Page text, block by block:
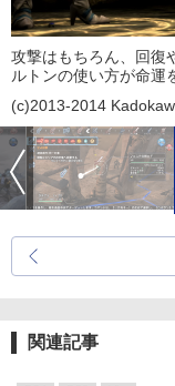
攻撃はもちろん、回復
ルトンの使い方が命運
(c)2013-2014
関連記事